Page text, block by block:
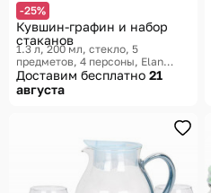
-25%
Кувшин-графин и набор
стаканов
1.3 л, 200 мл, стекло, 5
предметов, 4 персоны Elan
Gallery
Доставим бесплатно 21
августа